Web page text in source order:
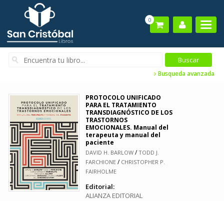
0
Busqueda avanzada
PROTOCOLO UNIFICADO
PARA EL TRATAMIENTO
TRANSDIAGNÓSTICO DE LOS
TRASTORNOS
EMOCIONALES. Manual del
terapeuta y manual del
paciente
DAVID H. BARLOW /TODD J.
FARCHIONE / CHRISTOPHER P.
FAIRHOLME
Editorial:
ALIANZA EDITORIAL